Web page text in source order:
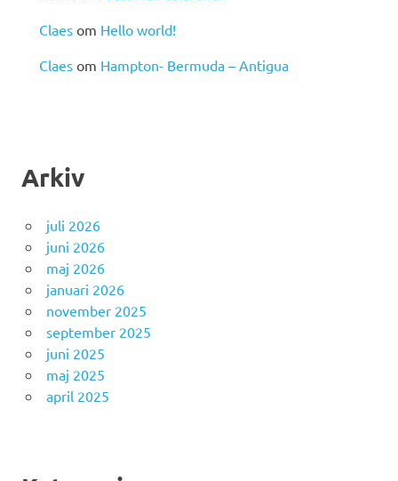
Claes om Hello world!
Claes om Hampton- Bermuda – Antigua
Arkiv
juli 2026
juni 2026
maj 2026
januari 2026
november 2025
september 2025
juni 2025
maj 2025
april 2025